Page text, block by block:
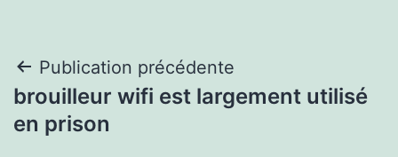
Navigation
de
Publication précédente
brouilleur wifi est largement utilisé
en prison